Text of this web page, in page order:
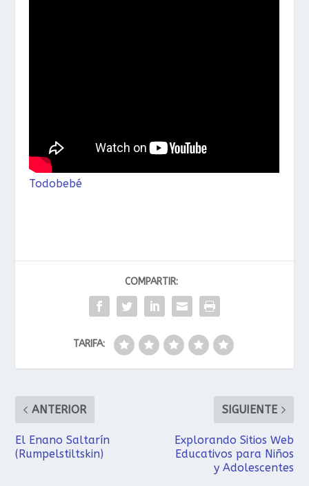
Todobebé
COMPARTIR:
TARIFA:
ANTERIOR
El Enano Saltarín
(Rumpelstiltskin)
SIGUIENTE
Explorando Sitios Web
Educativos para Niños
y Adolescentes